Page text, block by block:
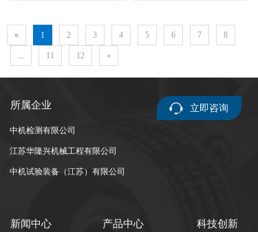
« 1 2 3 4 5 6 7 8
... 11 12 »
所属企业
中机检测有限公司
江苏华隆兴机械工程有限公司
中机试验装备（江苏）有限公司
新闻中心 科技创新
产品中心
立即咨询